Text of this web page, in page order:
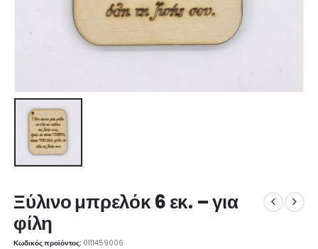
Ξύλινο μπρελόκ 6 εκ. – για
φίλη
Κωδικός προϊόντος: 0111459006